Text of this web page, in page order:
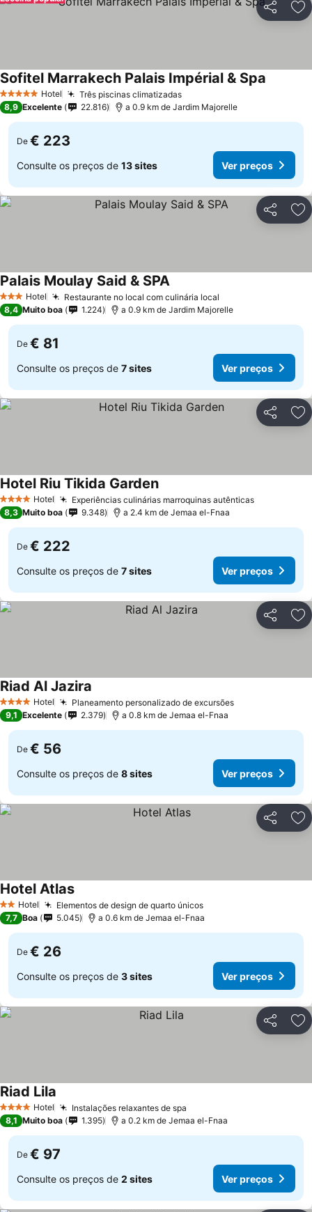
Partilhar
5 Estrelas Hotel Três piscinas climatizadas
Sofitel Marrakech Palais Impérial & Spa
8,9 Excelente 22.816 a 0.9 km de Jardim Majorelle
De € 223
Consulte os preços de 13 sites Ver preços
Partilhar
3 EstrelasHotel Restaurante no local com culinária local
Palais Moulay Said & SPA
8,4 Muito boa 1.224 a 0.9 km de Jardim Majorelle
De € 81
Consulte os preços de 7 sites Ver preços
Partilhar
4 EstrelasHotel Experiências culinárias marroquinas autênticas
Hotel Riu Tikida Garden
8,3 Muito boa 9.348 a 2.4 km de Jemaa el-Fnaa
De € 222
Consulte os preços de 7 sites Ver preços
Partilhar
4 EstrelasHotel Planeamento personalizado de excursões
Riad Al Jazira
9,1 Excelente 2.379 a 0.8 km de Jemaa el-Fnaa
De € 56
Consulte os preços de 8 sites Ver preços
Partilhar
2 Estrelas
Hotel Elementos de design de quarto únicos
Hotel Atlas
7,7 Boa 5.045 a 0.6 km de Jemaa el-Fnaa
De € 26
Consulte os preços de 3 sites Ver preços
Partilhar
4 EstrelasHotel Instalações relaxantes de spa
Riad Lila
8,1 Muito boa 1.395 a 0.2 km de Jemaa el-Fnaa
De € 97
Consulte os preços de 2 sites Ver preços